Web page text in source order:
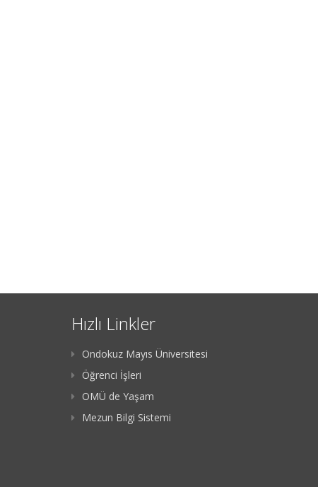
Hızlı Linkler
Ondokuz Mayıs Üniversitesi
Öğrenci İşleri
OMÜ de Yaşam
Mezun Bilgi Sistemi